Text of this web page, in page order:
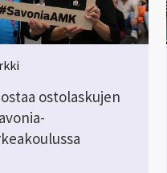
ostolaskujen